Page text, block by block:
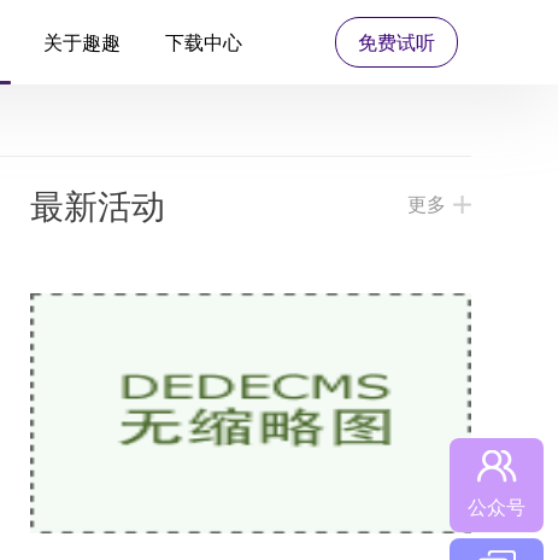
关于趣趣 下载中心 免费试听
最新活动 更多
公众号